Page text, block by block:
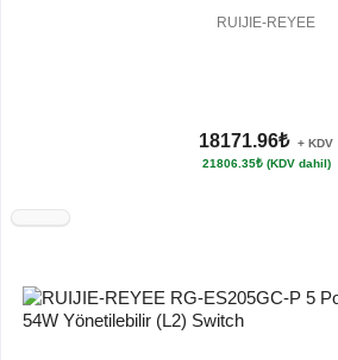
RUIJIE-REYEE
18171.96₺
+ KDV
21806.35₺ (KDV dahil)